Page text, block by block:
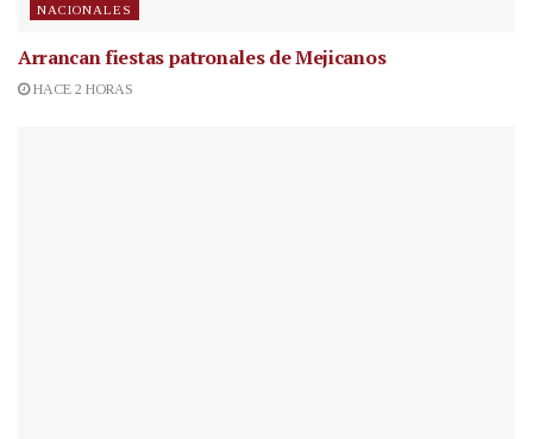
NACIONALES
Arrancan fiestas patronales de Mejicanos
HACE 2 HORAS